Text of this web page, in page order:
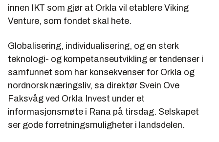
innen IKT som gjør at Orkla vil etablere Viking
Venture, som fondet skal hete.
Globalisering, individualisering, og en sterk
teknologi- og kompetanseutvikling er tendenser i
samfunnet som har konsekvenser for Orkla og
nordnorsk næringsliv, sa direktør Svein Ove
Faksvåg ved Orkla Invest under et
informasjonsmøte i Rana på tirsdag. Selskapet
ser gode forretningsmuligheter i landsdelen.